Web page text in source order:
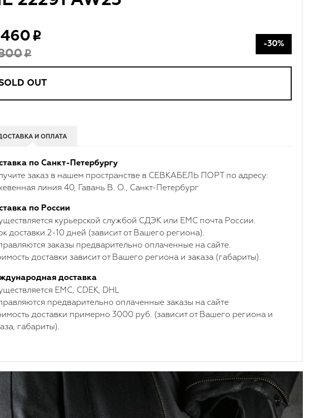
-30%
OUT
И ОПЛАТА
по Санкт-Петербургу
заказ в нашем пространстве в СЕВКАБЕЛЬ ПОРТ по адресу:
линия 40, Гавань В. О., Санкт-Петербург
по России
курьерской службой СДЭК или ЕМС почта России.
доставки 2-10 дней (зависит от Вашего региона).
заказы предварительно оплаченные на сайте.
доставки зависит от Вашего региона и заказа (габариты).
доставка
ЕМС, CDEK, DHL
предварительно оплаченные заказы на сайте
доставки примерно 3000 руб. (зависит от Вашего региона и
габариты).